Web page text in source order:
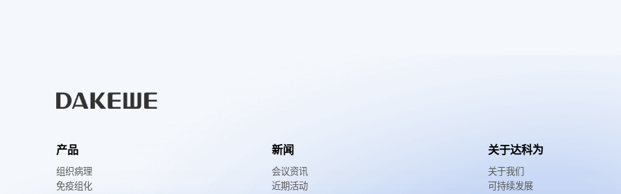
产品
组织病理
免疫组化
新闻
会议资讯
近期活动
关于达科为
关于我们
可持续发展